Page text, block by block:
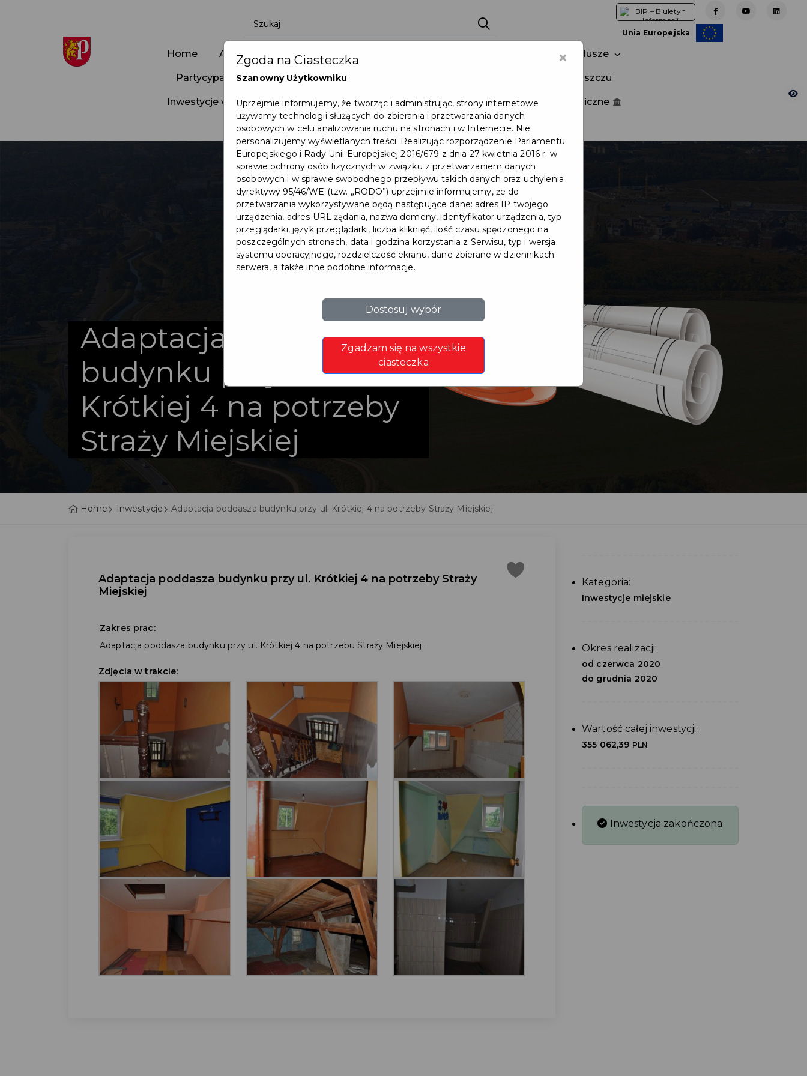
Unia Europejska
Home Aktualności Wydarzenia Fundusze
Partycypacja Społeczna Programy Zainwestuj w Pruszczu
Inwestycje w Pruszczu Mapa Miasta Załatw sprawę Zamówienia publiczne
Ochrona ludności
Adaptacja poddasza
budynku przy ul.
Krótkiej 4 na potrzeby
Straży Miejskiej
Home Inwestycje Adaptacja poddasza budynku przy ul. Krótkiej 4 na potrzeby Straży Miejskiej
Adaptacja poddasza budynku przy ul. Krótkiej 4 na potrzeby Straży
Miejskiej
Zakres prac:
Adaptacja poddasza budynku przy ul. Krótkiej 4 na potrzebu Straży Miejskiej.
Zdjęcia w trakcie:
Kategoria:
Inwestycje miejskie
Okres realizacji:
od czerwca 2020
do grudnia 2020
Wartość całej inwestycji:
355 062,39 PLN
Inwestycja zakończona
×
Zgoda na Ciasteczka
Szanowny Użytkowniku
Uprzejmie informujemy, że tworząc i administrując, strony internetowe
używamy technologii służących do zbierania i przetwarzania danych
osobowych w celu analizowania ruchu na stronach i w Internecie. Nie
personalizujemy wyświetlanych treści. Realizując rozporządzenie Parlamentu
Europejskiego i Rady Unii Europejskiej 2016/679 z dnia 27 kwietnia 2016 r. w
sprawie ochrony osób fizycznych w związku z przetwarzaniem danych
osobowych i w sprawie swobodnego przepływu takich danych oraz uchylenia
dyrektywy 95/46/WE (tzw. „RODO”) uprzejmie informujemy, że do
przetwarzania wykorzystywane będą następujące dane: adres IP twojego
urządzenia, adres URL żądania, nazwa domeny, identyfikator urządzenia, typ
przeglądarki, język przeglądarki, liczba kliknięć, ilość czasu spędzonego na
poszczególnych stronach, data i godzina korzystania z Serwisu, typ i wersja
systemu operacyjnego, rozdzielczość ekranu, dane zbierane w dziennikach
serwera, a także inne podobne informacje.
Dostosuj wybór
Zgadzam się na wszystkie
ciasteczka